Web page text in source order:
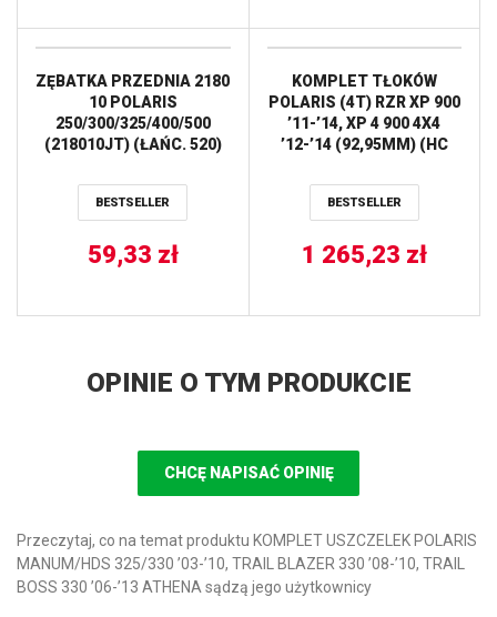
ZĘBATKA PRZEDNIA 2180
10 POLARIS
250/300/325/400/500
(218010JT) (ŁAŃC. 520)
BESTSELLER
59,33 zł
KOMPLET TŁOKÓW
POLARIS (4T) RZR XP 900
’11-’14, XP 4 900 4X4
’12-’14 (92,95MM) (HC
BESTSELLER
1 265,23 zł
OPINIE O TYM PRODUKCIE
CHCĘ NAPISAĆ OPINIĘ
Przeczytaj, co na temat produktu KOMPLET USZCZELEK POLARIS
MANUM/HDS 325/330 ’03-’10, TRAIL BLAZER 330 ’08-’10, TRAIL
BOSS 330 ’06-’13 ATHENA sądzą jego użytkownicy